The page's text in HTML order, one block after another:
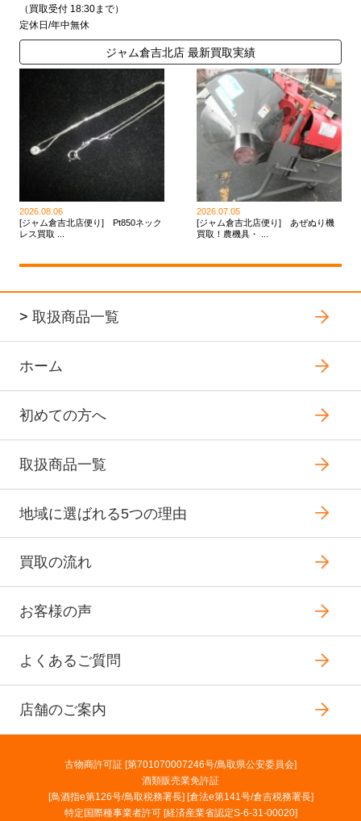
（買取受付 18:30まで）
定休日/年中無休
ジャム倉吉北店 最新買取実績
2026.08.06
[ジャム倉吉北店便り] Pt850ネック
レス買取 ...
2026.07.05
[ジャム倉吉北店便り] あぜぬり機
買取！農機具・ ...
> 取扱商品一覧
ホーム
初めての方へ
取扱商品一覧
地域に選ばれる5つの理由
買取の流れ
お客様の声
よくあるご質問
店舗のご案内
古物商許可証 [第701070007246号/鳥取県公安委員会]
酒類販売業免許証
[鳥酒指e第126号/鳥取税務署長] [倉法e第141号/倉吉税務署長]
特定国際種事業者許可 [経済産業省認定S-6-31-00020]